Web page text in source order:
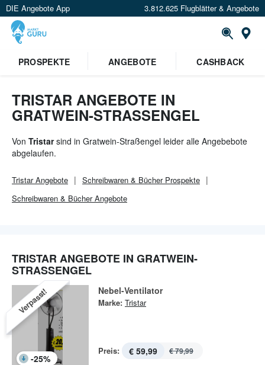
DIE Angebote App 3.812.625 Flugblätter & Angebote
PROSPEKTE
ANGEBOTE CASHBACK
TRISTAR ANGEBOTE IN
GRATWEIN-STRASSENGEL
Von Tristarsind in Gratwein-Straßengel leider alle Angebebote
abgelaufen.
TristarAngebote Schreibwaren & BücherProspekte
Schreibwaren & BücherAngebote
TRISTAR ANGEBOTE IN GRATWEIN-
STRASSENGEL
Verpasst!
-25%
Nebel-Ventilator
Marke: Tristar
Preis: € 59,99 € 79,99